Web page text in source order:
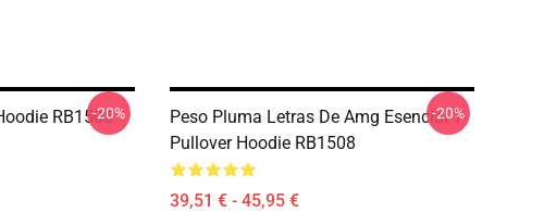
RB1508
-20%
Peso Pluma Letras De Amg Esencial T-
Pullover Hoodie RB1508
39,51 € - 45,95 €
-20%